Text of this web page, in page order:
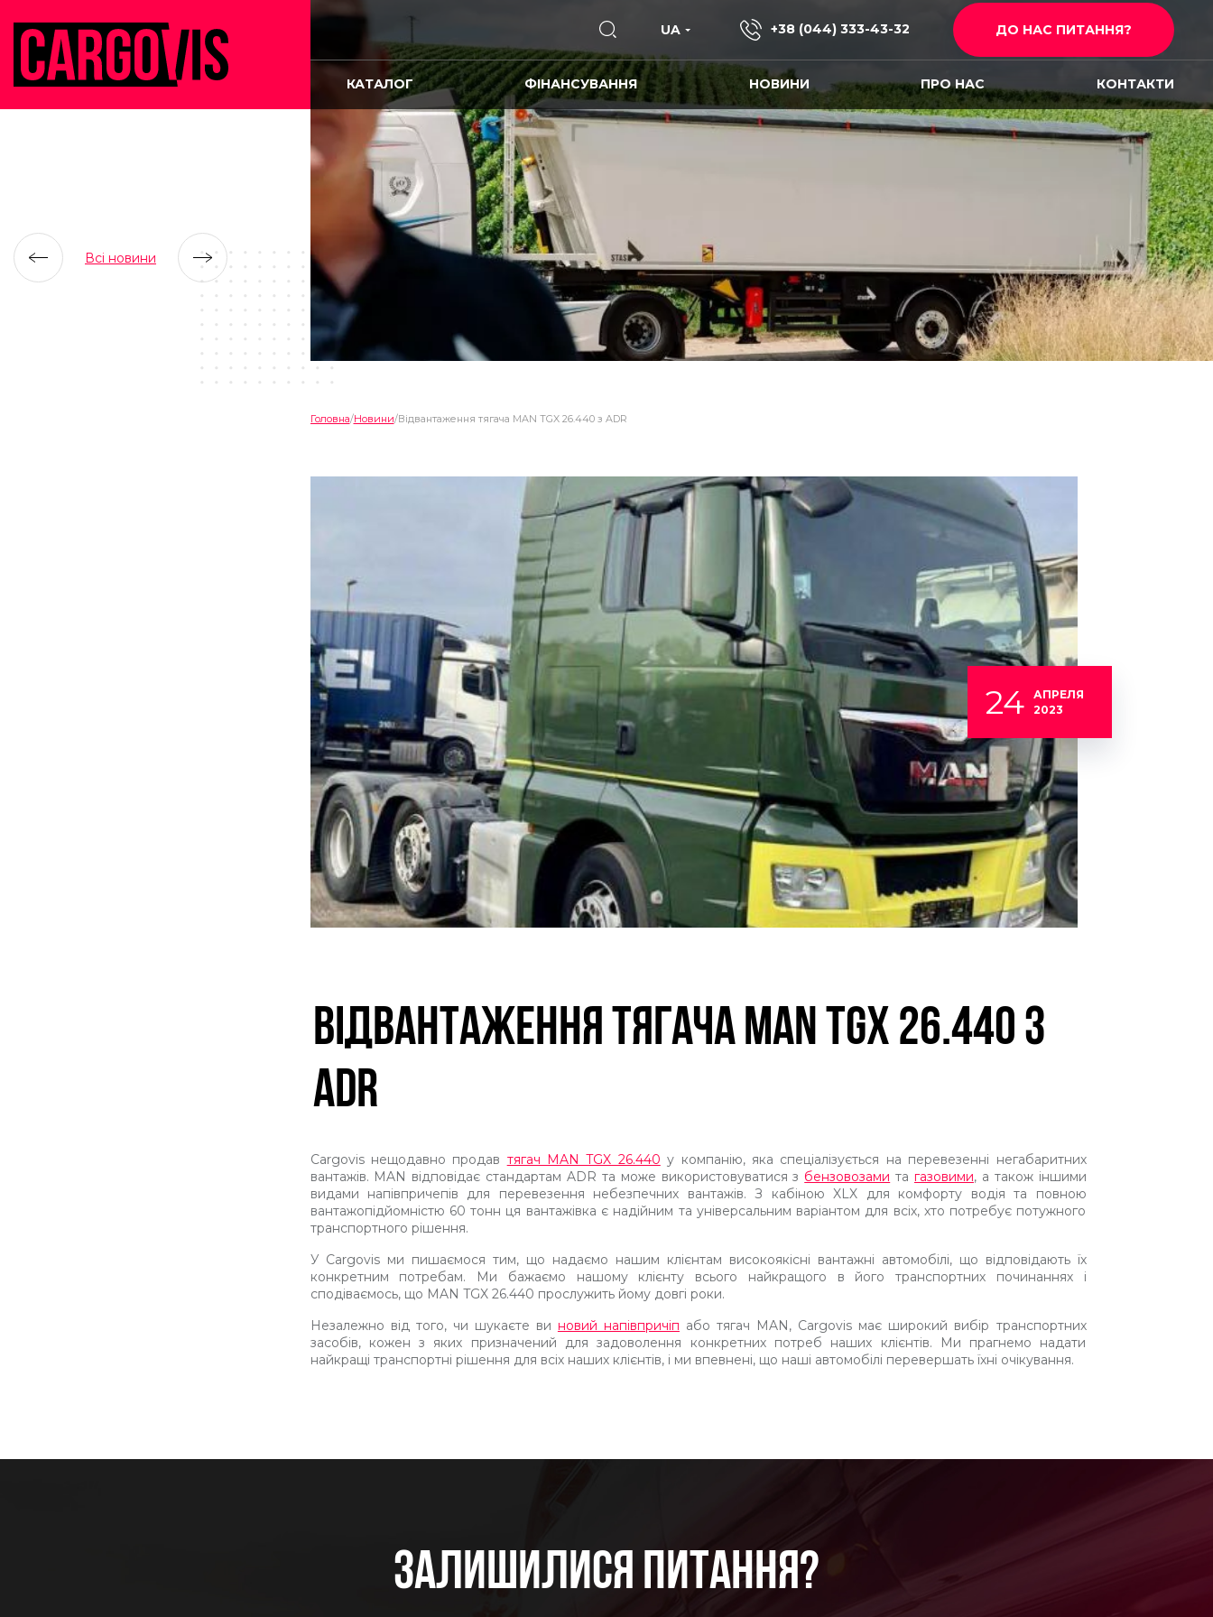
UA +38 (044) 333-43-32 ДО НАС ПИТАННЯ?
КАТАЛОГ ФІНАНСУВАННЯ НОВИНИ ПРО НАС КОНТАКТИ
Головна Новини Відвантаження тягача MAN TGX 26.440 з ADR
Всі новини
24
АПРЕЛЯ
2023
ВІДВАНТАЖЕННЯ ТЯГАЧА MAN TGX 26.440 З
ADR
Cargovis нещодавно продав тягач MAN TGX 26.440 у компанію, яка спеціалізується на перевезенні негабаритних
вантажів. MAN відповідає стандартам ADR та може використовуватися з бензовозами та газовими, а також іншими
видами напівпричепів для перевезення небезпечних вантажів. З кабіною XLX для комфорту водія та повною
вантажопідйомністю 60 тонн ця вантажівка є надійним та універсальним варіантом для всіх, хто потребує потужного
транспортного рішення.
У Cargovis ми пишаємося тим, що надаємо нашим клієнтам високоякісні вантажні автомобілі, що відповідають їх
конкретним потребам. Ми бажаємо нашому клієнту всього найкращого в його транспортних починаннях і
сподіваємось, що MAN TGX 26.440 прослужить йому довгі роки.
Незалежно від того, чи шукаєте ви новий напівпричіп або тягач MAN, Cargovis має широкий вибір транспортних
засобів, кожен з яких призначений для задоволення конкретних потреб наших клієнтів. Ми прагнемо надати
найкращі транспортні рішення для всіх наших клієнтів, і ми впевнені, що наші автомобілі перевершать їхні очікування.
ЗАЛИШИЛИСЯ ПИТАННЯ?